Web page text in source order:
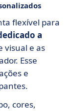
flexível para
a
visual e as
Esse
e
cores,